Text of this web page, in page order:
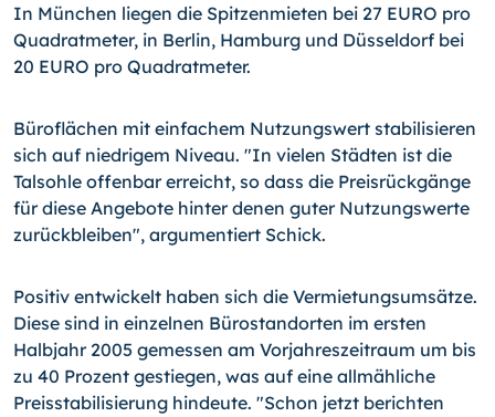
In München liegen die Spitzenmieten bei 27 EURO pro
Quadratmeter, in Berlin, Hamburg und Düsseldorf bei
20 EURO pro Quadratmeter.
Büroflächen mit einfachem Nutzungswert stabilisieren
sich auf niedrigem Niveau. "In vielen Städten ist die
Talsohle offenbar erreicht, so dass die Preisrückgänge
für diese Angebote hinter denen guter Nutzungswerte
zurückbleiben", argumentiert Schick.
Positiv entwickelt haben sich die Vermietungsumsätze.
Diese sind in einzelnen Bürostandorten im ersten
Halbjahr 2005 gemessen am Vorjahreszeitraum um bis
zu 40 Prozent gestiegen, was auf eine allmähliche
Preisstabilisierung hindeute. "Schon jetzt berichten